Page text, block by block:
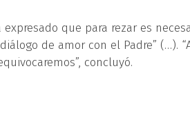
que para rezar es
de amor con el Padre” (…).
concluyó.